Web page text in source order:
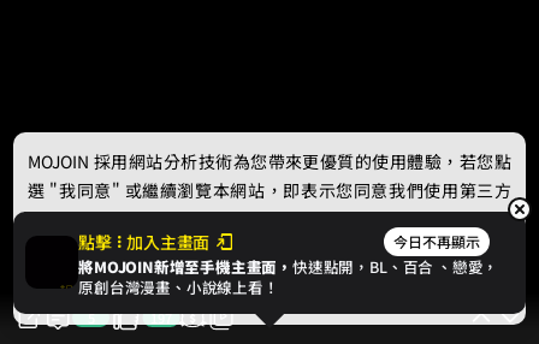
5 197
點擊 加入主畫面 今日不再顯示
將MOJOIN新增至手機主畫面，快速點開，BL、 百合 、戀愛，
原創台灣漫畫、小說線上看！
MOJOIN 採用網站分析技術為您帶來更優質的使用體驗，若您點
選 "我同意" 或繼續瀏覽本網站，即表示您同意我們使用第三方
Cookie，欲瞭解更多資訊請見隱私權政策。
我同意